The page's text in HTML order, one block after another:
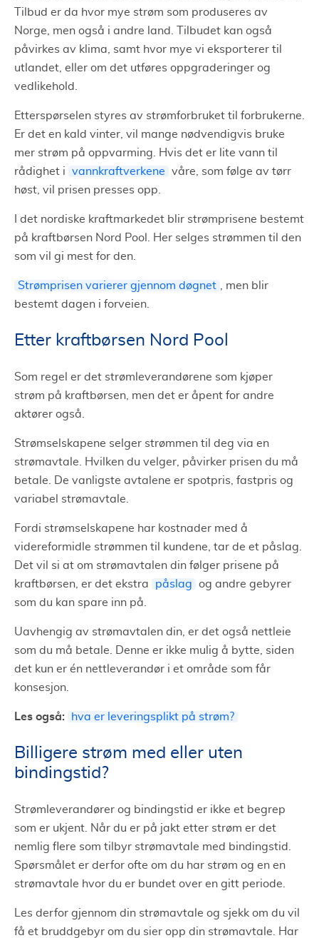
Tilbud er da hvor mye strøm som produseres av
Norge, men også i andre land. Tilbudet kan også
påvirkes av klima, samt hvor mye vi eksporterer til
utlandet, eller om det utføres oppgraderinger og
vedlikehold.
Etterspørselen styres av strømforbruket til forbrukerne.
Er det en kald vinter, vil mange nødvendigvis bruke
mer strøm på oppvarming. Hvis det er lite vann til
rådighet i
vannkraftverkene
våre, som følge av tørr
høst, vil prisen presses opp.
I det nordiske kraftmarkedet blir strømprisene bestemt
på kraftbørsen Nord Pool. Her selges strømmen til den
som vil gi mest for den.
Strømprisen varierer gjennom døgnet
, men blir
bestemt dagen i forveien.
Etter kraftbørsen Nord Pool
Som regel er det strømleverandørene som kjøper
strøm på kraftbørsen, men det er åpent for andre
aktører også.
Strømselskapene selger strømmen til deg via en
strømavtale. Hvilken du velger, påvirker prisen du må
betale. De vanligste avtalene er spotpris, fastpris og
variabel strømavtale.
Fordi strømselskapene har kostnader med å
videreformidle strømmen til kundene, tar de et påslag.
Det vil si at om strømavtalen din følger prisene på
kraftbørsen, er det ekstra
påslag
og andre gebyrer
som du kan spare inn på.
Uavhengig av strømavtalen din, er det også nettleie
som du må betale. Denne er ikke mulig å bytte, siden
det kun er én nettleverandør i et område som får
konsesjon.
Les også: hva er leveringsplikt på strøm?
Billigere strøm med eller uten
bindingstid?
Strømleverandører og bindingstid er ikke et begrep
som er ukjent. Når du er på jakt etter strøm er det
nemlig flere som tilbyr strømavtale med bindingstid.
Spørsmålet er derfor ofte om du har strøm og en en
strømavtale hvor du er bundet over en gitt periode.
Les derfor gjennom din strømavtale og sjekk om du vil
få et bruddgebyr om du sier opp din strømavtale. Har